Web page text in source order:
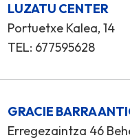
LUZATU CENTER
Portuetxe Kalea, 14
TEL: 677595628
GRACIE BARRA
Erregezaintza 46